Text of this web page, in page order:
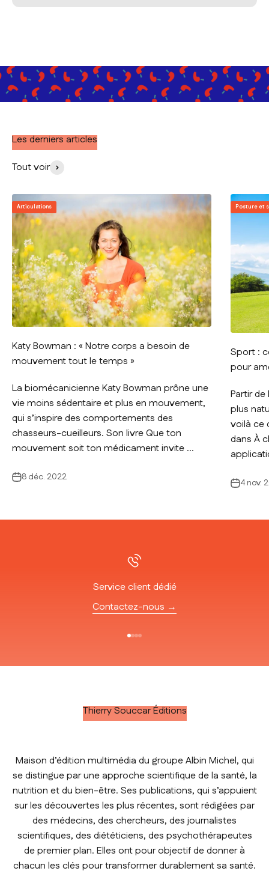
Les derniers articles
Tout voir
Articulations
Katy Bowman : « Notre corps a besoin de
mouvement tout le temps »
La biomécanicienne Katy Bowman prône une
vie moins sédentaire et plus en mouvement,
qui s’inspire des comportements des
chasseurs-cueilleurs. Son livre Que ton
mouvement soit ton médicament invite ...
8 déc. 2022
Posture et
Sport :
pour
Partir
plus
voilà ce
dans À
4 nov.
Service client dédié
Contactez-nous →
Thierry Souccar Éditions
Maison d’édition multimédia du groupe Albin Michel, qui
se distingue par une approche scientifique de la santé, la
nutrition et du bien-être. Ses publications, qui s’appuient
sur les découvertes les plus récentes, sont rédigées par
des médecins, des chercheurs, des journalistes
scientifiques, des diététiciens, des psychothérapeutes
de premier plan. Elles ont pour objectif de donner à
chacun les clés pour transformer durablement sa santé.